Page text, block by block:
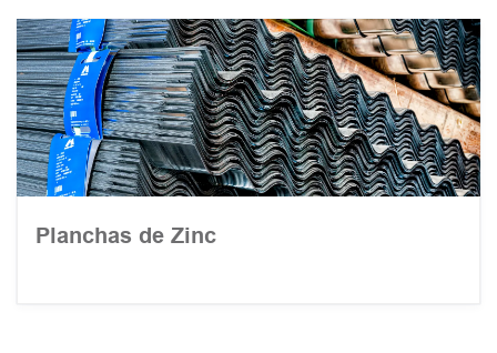
Planchas de Zinc